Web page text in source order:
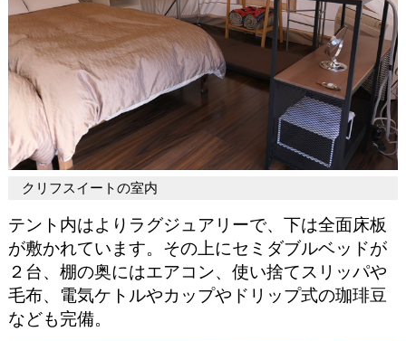
クリフスイートの室内
テント内はよりラグジュアリーで、下は全面床板
が敷かれています。その上にセミダブルベッドが
２台、棚の奥にはエアコン、使い捨てスリッパや
毛布、電気ケトルやカップやドリップ式の珈琲豆
なども完備。